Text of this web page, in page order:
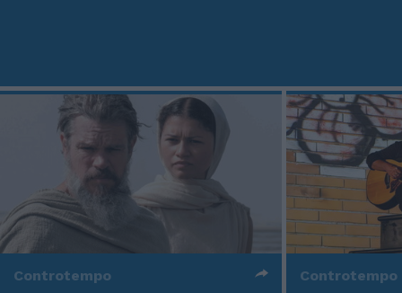
Controtempo Controtempo